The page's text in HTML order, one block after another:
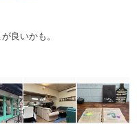
良いかも。